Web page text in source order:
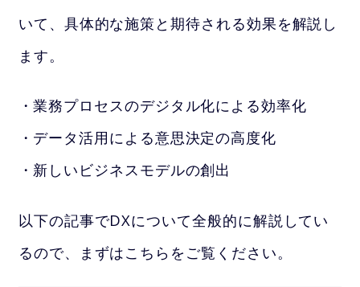
いて、具体的な施策と期待される効果を解説し
ます。
業務プロセスのデジタル化による効率化
データ活用による意思決定の高度化
新しいビジネスモデルの創出
以下の記事でDXについて全般的に解説してい
るので、まずはこちらをご覧ください。